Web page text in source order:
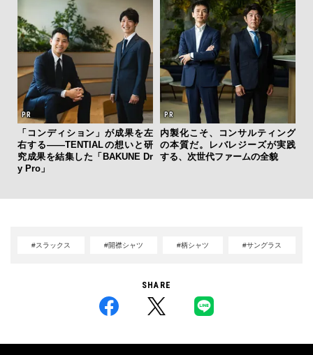
「コンディション」が成果を左
右する——TENTIALの想いと研
究成果を結集した「BAKUNE Dr
y Pro」
内製化こそ、コンサルティング
の本質だ。レバレジーズが実践
する、次世代ファームの全貌
#スラックス #開襟シャツ #柄シャツ #サングラス
SHARE